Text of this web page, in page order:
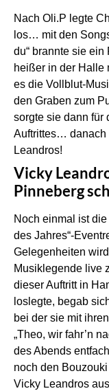
Nach Oli.P legte
los… mit den
du“ brannte sie
heißer in der Halle
es die Vollblut-
den Graben zum
sorgte sie dann für
Auftrittes… danach
Leandros!
Vicky
Pinneberg
Noch einmal ist
des Jahres“-
Gelegenheiten
Musiklegende live
dieser Auftritt in
loslegte, begab
bei der sie mit
„Theo, wir fahr’n
des Abends
noch den
Vicky Leandros